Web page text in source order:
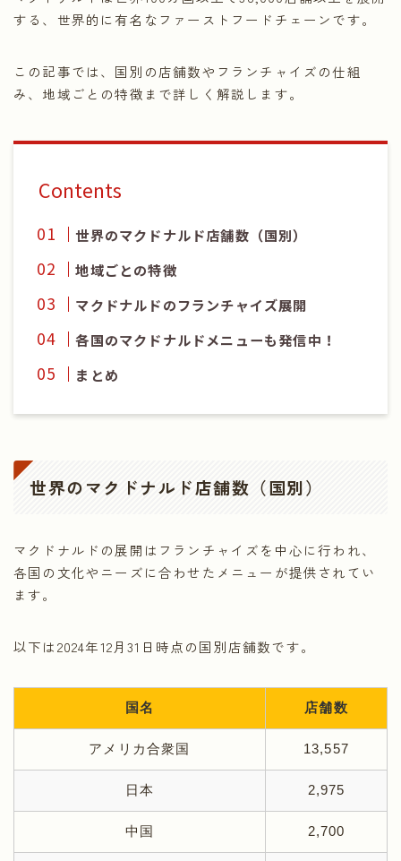
する、世界的に有名なファーストフードチェーンです。
この記事では、国別の店舗数やフランチャイズの仕組
み、地域ごとの特徴まで詳しく解説します。
Contents
世界のマクドナルド店舗数（国別）
地域ごとの特徴
マクドナルドのフランチャイズ展開
各国のマクドナルドメニューも発信中！
まとめ
世界のマクドナルド店舗数（国別）
マクドナルドの展開はフランチャイズを中心に行われ、
各国の文化やニーズに合わせたメニューが提供されてい
ます。
以下は2024年12月31日時点の国別店舗数です。
国名 店舗数
アメリカ合衆国 13,557
日本 2,975
中国 2,700